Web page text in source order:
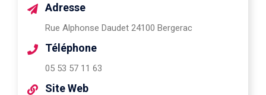
Adresse
Rue Alphonse Daudet 24100 Bergerac
Téléphone
05 53 57 11 63
Site Web